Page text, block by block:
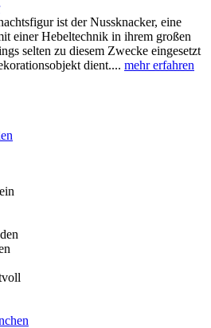
ist der Nussknacker, eine
einer Hebeltechnik in ihrem großen
selten zu diesem Zwecke eingesetzt
dient.... mehr erfahren